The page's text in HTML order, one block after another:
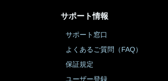
サポート情報
サポート窓口
よくあるご質問（FAQ）
保証規定
ユーザー登録